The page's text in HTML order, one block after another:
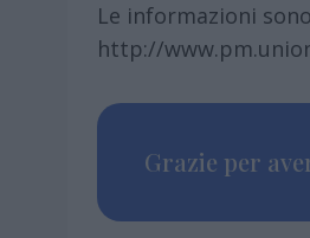
Le informazioni
http://
Grazie per